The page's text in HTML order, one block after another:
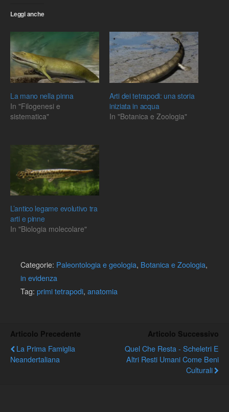
Leggi anche
La mano nella pinna
In "Filogenesi e
sistematica"
Arti dei tetrapodi: una storia
iniziata in acqua
In "Botanica e Zoologia"
L’antico legame evolutivo tra
arti e pinne
In "Biologia molecolare"
Categorie: Paleontologia e geologia, Botanica e Zoologia,
in evidenza
Tag: primi tetrapodi, anatomia
Articolo Precedente
La Prima Famiglia
Neandertaliana
Articolo Successivo
Quel Che Resta - Scheletri E
Altri Resti Umani Come Beni
Culturali